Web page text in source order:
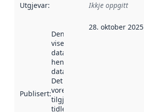
Utgjevar: Ikkje oppgitt
Publisert:
Denne datoen
viser når
datasettet vart
henta inn av
data.norge.no.
Det kan ha
vore
tilgjengeleg
tidlegare
28. oktober 2025